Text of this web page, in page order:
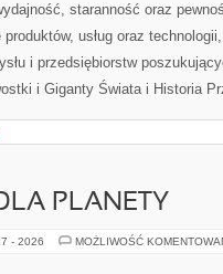
staranność oraz
usług oraz
i przedsiębiorstw
i Giganty Świata i Historia
PLANETY
- 2026 MOŻLIWOŚĆ